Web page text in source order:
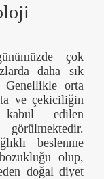
çok
daha sık
Genellikle orta
ve çekiciliğin
kabul edilen
beslenme
olup,
doğal diyet